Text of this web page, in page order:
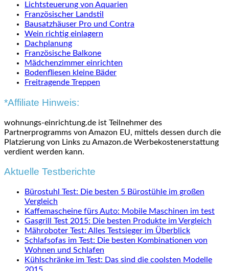
Lichtsteuerung von Aquarien
Französischer Landstil
Bausatzhäuser Pro und Contra
Wein richtig einlagern
Dachplanung
Französische Balkone
Mädchenzimmer einrichten
Bodenfliesen kleine Bäder
Freitragende Treppen
*Affiliate Hinweis:
wohnungs-einrichtung.de ist Teilnehmer des
Partnerprogramms von Amazon EU, mittels dessen durch die
Platzierung von Links zu Amazon.de Werbekostenerstattung
verdient werden kann.
Aktuelle Testberichte
Bürostuhl Test: Die besten 5 Bürostühle im großen
Vergleich
Kaffemascheine fürs Auto: Mobile Maschinen im test
Gasgrill Test 2015: Die besten Produkte im Vergleich
Mähroboter Test: Alles Testsieger im Überblick
Schlafsofas im Test: Die besten Kombinationen von
Wohnen und Schlafen
Kühlschränke im Test: Das sind die coolsten Modelle